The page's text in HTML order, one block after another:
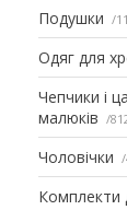
Подушки
Одяг для
Чепчики і
малюків
Чоловічки
Комплекти